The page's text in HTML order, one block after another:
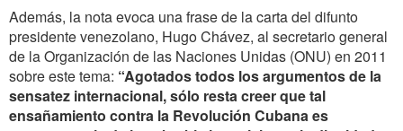
Además, la nota evoca una frase de la carta del difunto
presidente venezolano, Hugo Chávez, al secretario general
de la Organización de las Naciones Unidas (ONU) en 2011
sobre este tema: “Agotados todos los argumentos de la
sensatez internacional, sólo resta creer que tal
ensañamiento contra la Revolución Cubana es